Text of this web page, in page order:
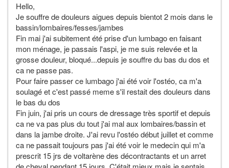
Hello,
Je souffre de douleurs aigues depuis bientot 2 mois dans le
bassin/lombaires/fesses/jambes
Fin mai j'ai subitement été prise d'un lumbago en faisant
mon ménage, je passais l'aspi, je me suis relevée et la
grosse douleur, bloqué...depuis je souffre du bas du dos et
ca ne passe pas.
Pour faire passer ce lumbago j'ai été voir l'ostéo, ca m'a
soulagé et c'est passé meme s'il restait des douleurs dans
le bas du dos
Fin juin, j'ai pris un cours de dressage très sportif et depuis
ca ne va pas plus du tout j'ai mal aux lombaires/bassin et
dans la jambe droite. J'ai revu l'ostéo début juillet et comme
ca ne passait toujours pas j'ai été voir le medecin qui m'a
prescrit 15 jrs de voltarène des décontractants et un arret